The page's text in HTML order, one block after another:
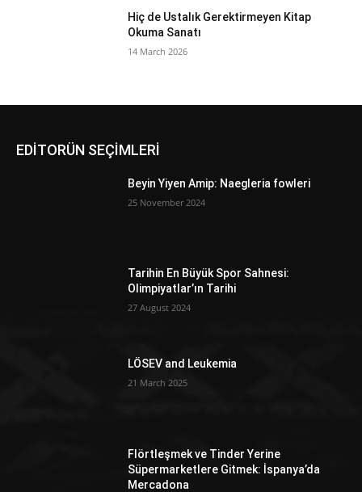
Hiç de Ustalık Gerektirmeyen Kitap
Okuma Sanatı
14 March 2026
EDİTORÜN SEÇİMLERİ
Beyin Yiyen Amip: Naegleria fowleri
25 November 2024
Tarihin En Büyük Spor Sahnesi:
Olimpiyatlar’ın Tarihi
27 August 2024
LÖSEV and Leukemia
21 March 2025
Flörtleşmek ve Tinder Yerine
Süpermarketlere Gitmek: İspanya’da
Mercadona